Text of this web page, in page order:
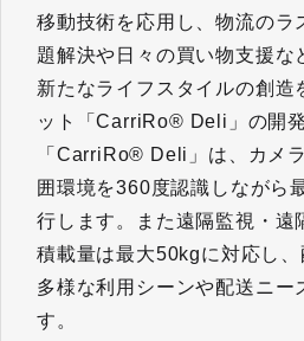
移動技術を応用し、物流のラ
題解決や日々の買い物支援な
新たなライフスタイルの創造
ット「CarriRo® Deli」の開
「CarriRo® Deli」は、カメ
囲環境を360度認識しながら
行します。また遠隔監視・遠
積載量は最大50kgに対応し、
多様な利用シーンや配送ニー
す。